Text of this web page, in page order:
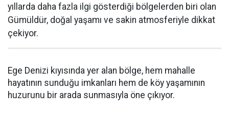
yıllarda daha fazla ilgi gösterdiği bölgelerden biri olan
Gümüldür, doğal yaşamı ve sakin atmosferiyle dikkat
çekiyor.
Ege Denizi kıyısında yer alan bölge, hem mahalle
hayatının sunduğu imkanları hem de köy yaşamının
huzurunu bir arada sunmasıyla öne çıkıyor.